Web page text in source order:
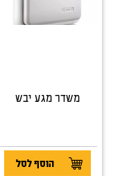
משדר מגע יבש
הוסף לסל